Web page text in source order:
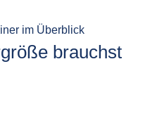
im Überblick
brauchst